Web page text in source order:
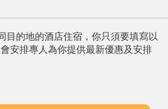
目的地的酒店住宿，你只須要填寫以
安排專人為你提供最新優惠及安排